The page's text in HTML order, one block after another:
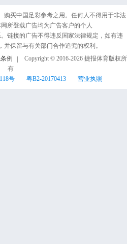
购买中国足彩参考之用。任何人不得用于非法
所登载广告均为广告客户的个人
链接的广告不得违反国家法律规定，如有违
保留与有关部门合作追究的权利。
例 Copyright © 2016-2026 捷报体育版权所
有
号 粤B2-20170413 营业执照